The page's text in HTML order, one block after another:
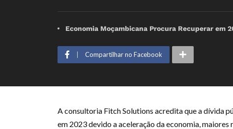
Economia Moçambicana Procura Recuperar em
Compartilhar no Facebook
A consultoria Fitch Solutions acredita que a dívida
em 2023 devido a aceleração da economia,